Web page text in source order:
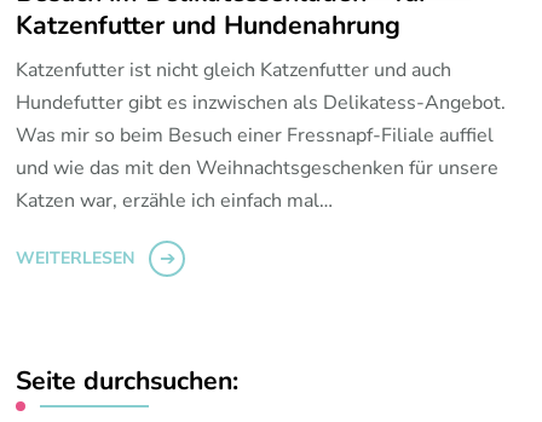
Katzenfutter und Hundenahrung
Katzenfutter ist nicht gleich Katzenfutter und auch
Hundefutter gibt es inzwischen als Delikatess-Angebot.
Was mir so beim Besuch einer Fressnapf-Filiale auffiel
und wie das mit den Weihnachtsgeschenken für unsere
Katzen war, erzähle ich einfach mal…
WEITERLESEN
Seite durchsuchen: